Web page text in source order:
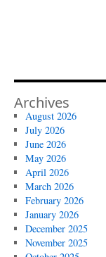
Archives
August 2026
July 2026
June 2026
May 2026
April 2026
March 2026
February 2026
January 2026
December 2025
November 2025